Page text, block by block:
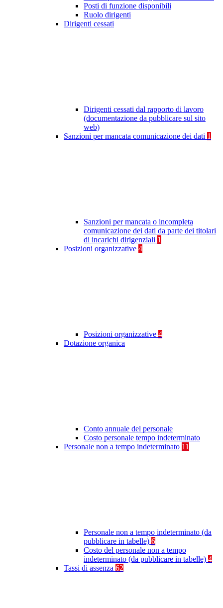
Posti di funzione disponibili
Ruolo dirigenti
Dirigenti cessati
Dirigenti cessati dal rapporto di lavoro
(documentazione da pubblicare sul sito
web)
Sanzioni per mancata comunicazione dei dati 1
Sanzioni per mancata o incompleta
comunicazione dei dati da parte dei titolari
di incarichi dirigenziali 1
Posizioni organizzative 4
Posizioni organizzative 4
Dotazione organica
Conto annuale del personale
Costo personale tempo indeterminato
Personale non a tempo indeterminato 11
Personale non a tempo indeterminato (da
pubblicare in tabelle) 6
Costo del personale non a tempo
indeterminato (da pubblicare in tabelle) 4
Tassi di assenza 62